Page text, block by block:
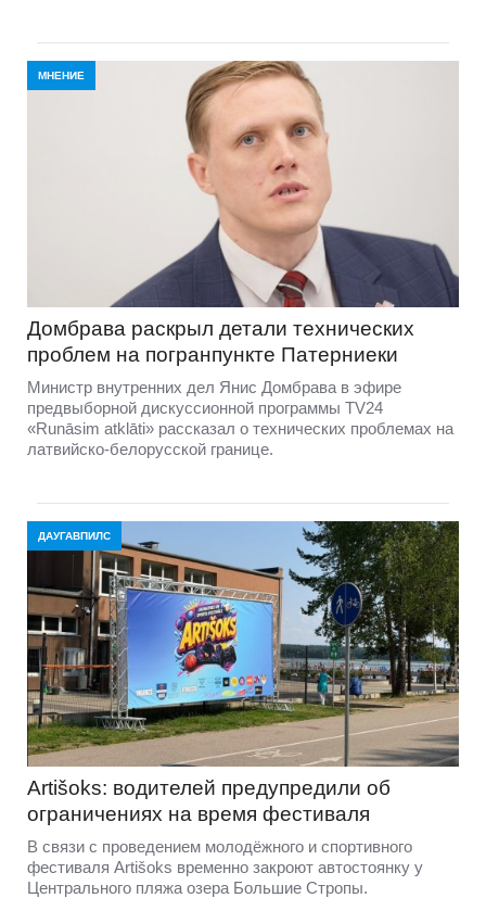
МНЕНИЕ
Домбравa раскрыл детали технических
проблем на погранпункте Патерниеки
Министр внутренних дел Янис Домбрава в эфире
предвыборной дискуссионной программы TV24
«Runāsim atklāti» рассказал о технических проблемах на
латвийско-белорусской границе.
ДАУГАВПИЛС
Artišoks: водителей предупредили об
ограничениях на время фестиваля
В связи с проведением молодёжного и спортивного
фестиваля Artišoks временно закроют автостоянку у
Центрального пляжа озера Большие Стропы.